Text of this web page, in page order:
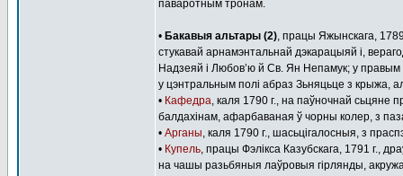
паваротным тронам.
• Бакавыя альтары (2), працы Яжынскага,
стукавай арнамэнтальнай дэкарацыяй і,
Надзеяй і Любов’ю й Св. Ян Непамук; у
у цэнтральным полі абраз Зьняцьце з крыжа,
• Кафедра, каля 1790 г., на паўночнай сьцяне
балдахінам, афарбаваная ў чорны колер, з
• Арганы, каля 1790 г., шасьцігалосныя, з
• Купель, працы Фэлікса Казубскага, 1791 г.,
на чашы разьбяныя лаўровыя гірлянды,